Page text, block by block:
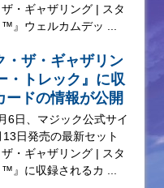
ザ・ギャザリング | スタ
™』ウェルカムデッ ...
・ザ・ギャザリン
・トレック』に収
ードの情報が公開
6日、マジック公式サイ
13日発売の最新セット
ザ・ギャザリング | スタ
™』に収録されるカ ...